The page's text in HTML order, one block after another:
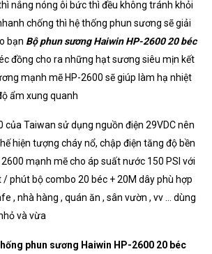
nắng nóng ôi bức thì đều không tránh khỏi
chống thì hệ thống phun sương sẽ giải
bạn Bộ phun sương Haiwin HP-2600 20 béc
đồng cho ra những hạt sương siêu mịn kết
mạnh mẽ HP-2600 sẽ giúp làm hạ nhiệt
ẩm xung quanh
của Taiwan sử dụng nguồn điện 29VDC nên
hiện tượng cháy nổ, chập điện tăng độ bền
mạnh mẽ cho áp suất nước 150 PSI với
phút bộ combo 20 béc + 20M dây phù hợp
, nhà hàng , quán ăn , sân vườn , vv ... dùng
và vừa
phun sương Haiwin HP-2600 20 béc